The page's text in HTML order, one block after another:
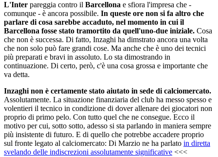
L'Inter pareggia contro il Barcellona e sfiora l'impresa che -
comunque - è ancora possibile. In queste ore non si fa altro che
parlare di cosa sarebbe accaduto, nel momento in cui il
Barcellona fosse stato tramortito da quell'uno-due iniziale. Cosa
che non è successa. Di fatto, Inzaghi ha dimstrato ancora una volta
che non solo può fare grandi cose. Ma anche che è uno dei tecnici
più preparati e bravi in assoluto. Lo sta dimostrando in
continuazione. Di certo, però, c'è una cosa grossa e importante che
va detta.
Inzaghi non è certamente stato aiutato in sede di calciomercato.
Assolutamente. La situazione finanziaria del club ha messo spesso e
volentieri il tecnico in condizione di dover allenare dei giocatori non
proprio di primo pelo. Con tutto quel che ne consegue. Ecco il
motivo per cui, sotto sotto, adesso si sta parlando in maniera sempre
più insistente di futuro. E di quello che potrebbe accadere proprio
sul fronte legato al calciomercato: Di Marzio ne ha parlato in diretta
svelando delle indiscrezioni assolutamente significative <<<